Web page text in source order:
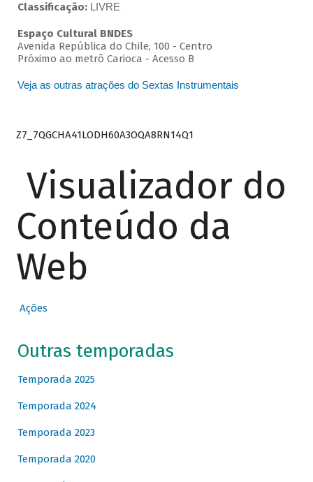
Classificação: LIVRE
Espaço Cultural BNDES
Avenida República do Chile, 100 - Centro
Próximo ao metrô Carioca - Acesso B
Veja as outras atrações do Sextas Instrumentais
Z7_7QGCHA41LODH60A3OQA8RN14Q1
Visualizador do
Conteúdo da
Web
Ações
Outras temporadas
Temporada 2025
Temporada 2024
Temporada 2023
Temporada 2020